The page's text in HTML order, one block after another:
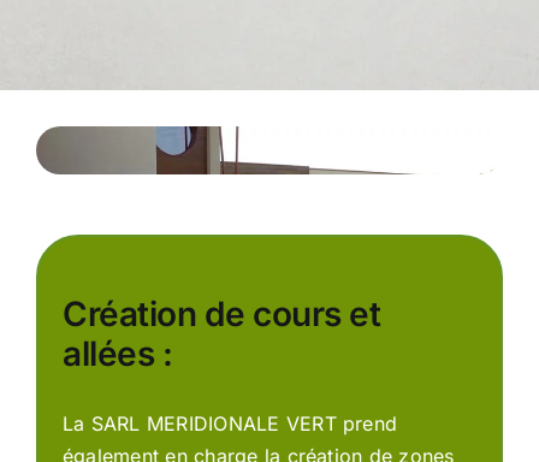
Création de cours et
allées :
La SARL MERIDIONALE VERT prend
également en charge la création de zones